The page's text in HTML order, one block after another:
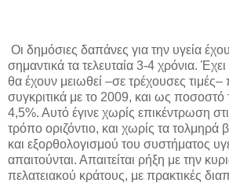
Οι δημόσιες δαπάνες για την υγεία
σημαντικά τα τελευταία 3-4 χρόνια. Έχει
θα έχουν μειωθεί –σε τρέχουσες
συγκριτικά με το 2009, και ως
4,5%. Αυτό έγινε χωρίς επικέντρωση
τρόπο οριζόντιο, και χωρίς τα τολμηρά
και εξορθολογισμού του συστήματος
απαιτούνται. Απαιτείται ρήξη με την
πελατειακού κράτους, με πρακτικές